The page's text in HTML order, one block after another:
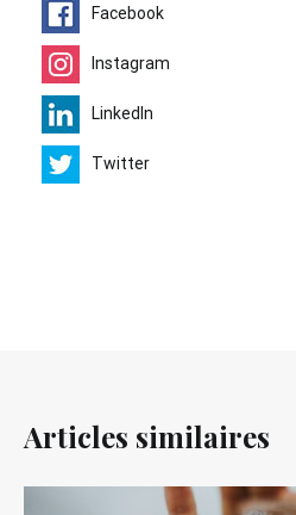
Facebook
Instagram
LinkedIn
Twitter
Articles similaires